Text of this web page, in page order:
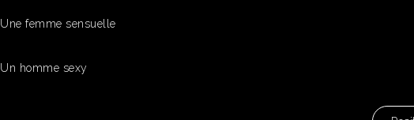
Une femme sensuelle
Un homme sexy